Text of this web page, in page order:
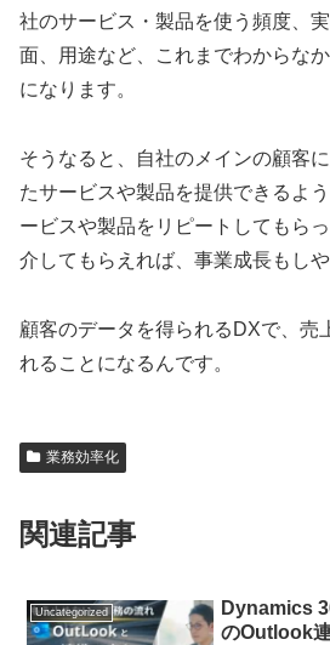
社のサービス・製品を使う頻度、
面、用途など、これまでわからな
になります。
そうなると、自社のメインの顧客
たサービスや製品を提供できるよ
ービスや製品をリピートしてもら
介してもらえれば、事業成長もしや
顧客のデータを得られるDXで、売
れることになるんです。
業務効率化
関連記事
Uncategorized
Dynamics
のOutlook